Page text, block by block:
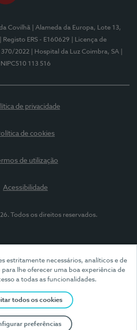
estritamente necessários, analíticos e de
lhe oferecer uma boa experiência de
a todas as funcionalidades.
todos os cookies
preferências
Covilhã
| Alameda da Europa, Lote 13,
| Registo ERS - E160629
| Licença de
2022
| Hospital da Luz Coimbra, SA
NIPC510 113 516
de privacidade
de cookies
de utilização
Acessibilidade
Todos os direitos reservados.